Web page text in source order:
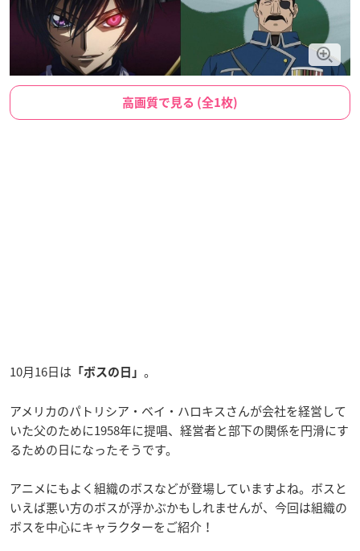
高画質で見る (全1枚)
10月16日は 「ボスの日」 。
アメリカのパトリシア・ベイ・ハロキスさんが会社を経営して
いた父のために1958年に提唱、経営者と部下の関係を円滑にす
るための日になったそうです。
アニメにもよく組織のボスなどが登場していますよね。ボスと
いえば悪い方のボスが浮かぶかもしれませんが、今回は組織の
ボスを中心にキャラクターをご紹介！